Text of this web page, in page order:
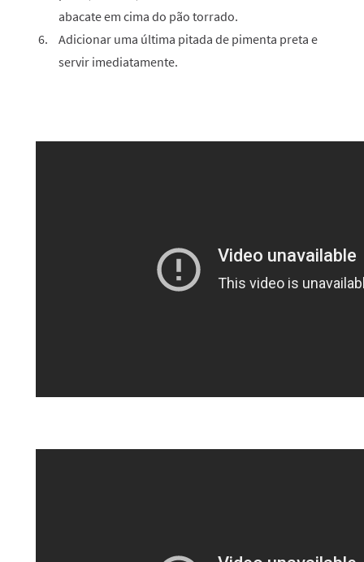
abacate em cima do pão torrado.
Adicionar uma última pitada de pimenta preta e
servir imediatamente.